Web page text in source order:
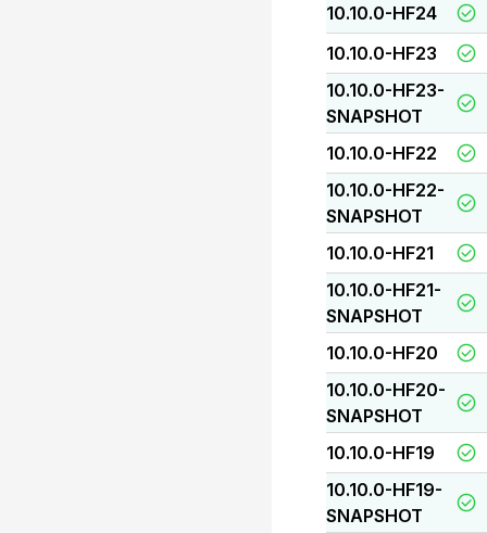
10.10.0-HF24
10.10.0-HF23
10.10.0-HF23-
SNAPSHOT
10.10.0-HF22
10.10.0-HF22-
SNAPSHOT
10.10.0-HF21
10.10.0-HF21-
SNAPSHOT
10.10.0-HF20
10.10.0-HF20-
SNAPSHOT
10.10.0-HF19
10.10.0-HF19-
SNAPSHOT